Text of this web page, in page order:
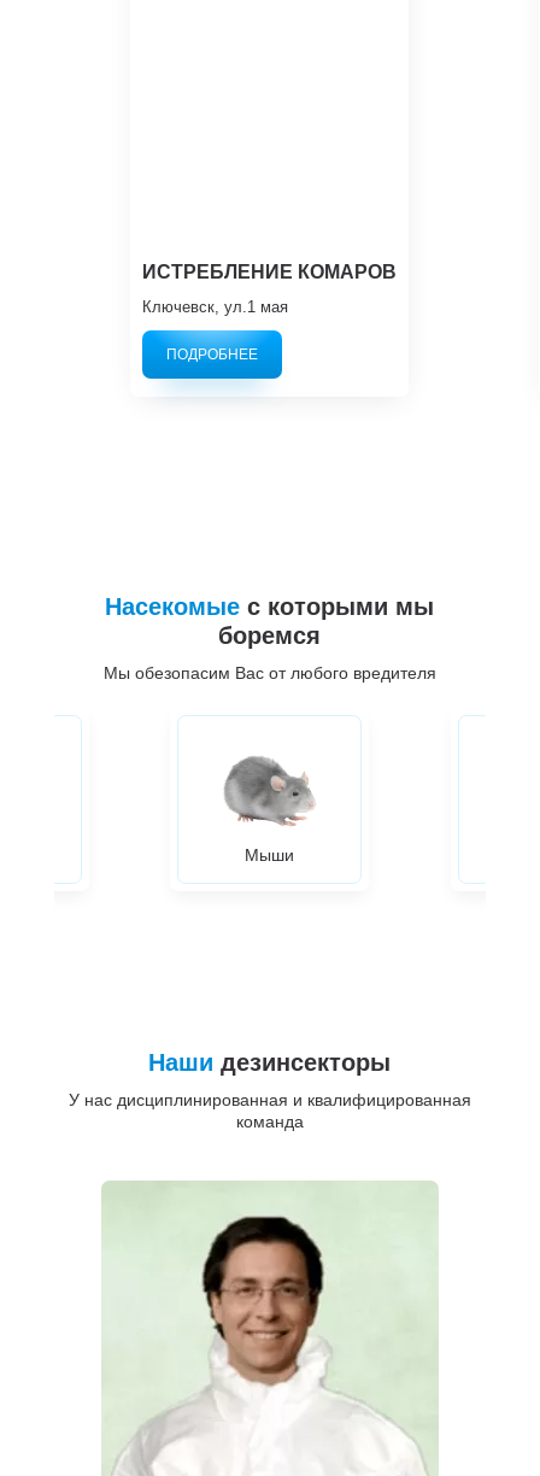
ИСТРЕБЛЕНИЕ КОМАРОВ
Ключевск, ул.1 мая
ПОДРОБНЕЕ
Насекомые с которыми мы
боремся
Мы обезопасим Вас от любого вредителя
Мыши
Наши дезинсекторы
У нас дисциплинированная и квалифицированная
команда